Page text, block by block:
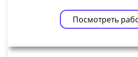
Посмотреть